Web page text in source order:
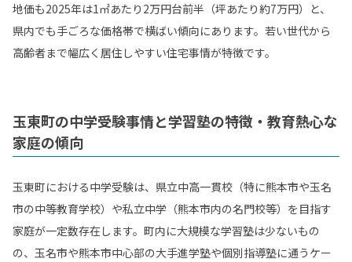
地価も2025年は1㎡あたり2万円台前半（坪あたり約7万円）と、
県内でも手ごろな価格帯で横ばい傾向にあります。若い世代から
高齢者まで幅広く居住しやすい住宅事情が特徴です。
玉東町の中学受験事情と学習塾の特徴・教育熱心な
家庭の傾向
玉東町における中学受験は、県立中高一貫校（特に熊本市や玉名
市の中等教育学校）や私立中学（熊本市内の名門校等）を目指す
家庭が一定数存在します。町内に大規模な学習塾は少ないもの
の、玉名市や熊本市中心部の大手進学塾や個別指導塾に通うケー